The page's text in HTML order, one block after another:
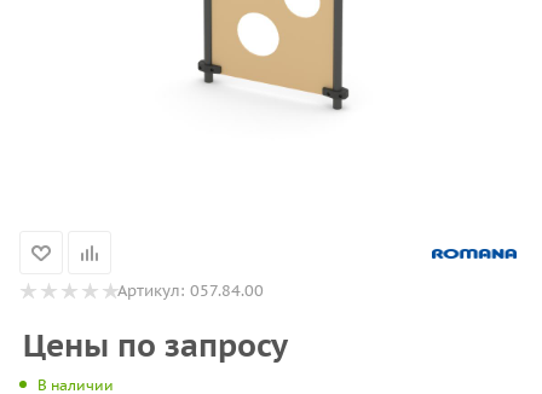
Артикул: 057.84.00
Цены по запросу
В наличии